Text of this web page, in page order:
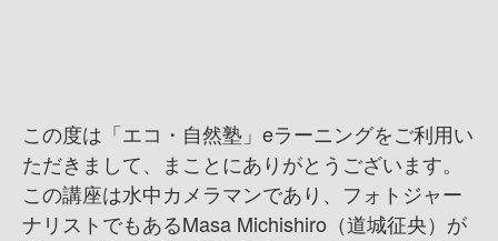
この度は「エコ・自然塾」eラーニングをご利用い
ただきまして、まことにありがとうございます。
この講座は水中カメラマンであり、フォトジャー
ナリストでもあるMasa Michishiro（道城征央）が